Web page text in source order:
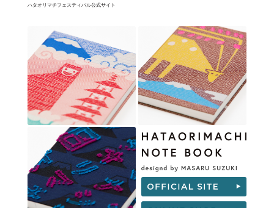
ハタオリマチフェスティバル公式サイト